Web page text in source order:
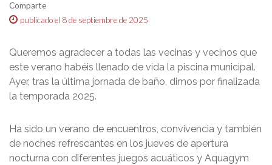
Comparte
publicado el 8 de septiembre de 2025
Queremos agradecer a todas las vecinas y vecinos que
este verano habéis llenado de vida la piscina municipal.
Ayer, tras la última jornada de baño, dimos por finalizada
la temporada 2025.
Ha sido un verano de encuentros, convivencia y también
de noches refrescantes en los jueves de apertura
nocturna con diferentes juegos acuáticos y Aquagym